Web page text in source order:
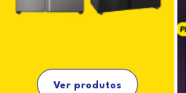
Ver produtos